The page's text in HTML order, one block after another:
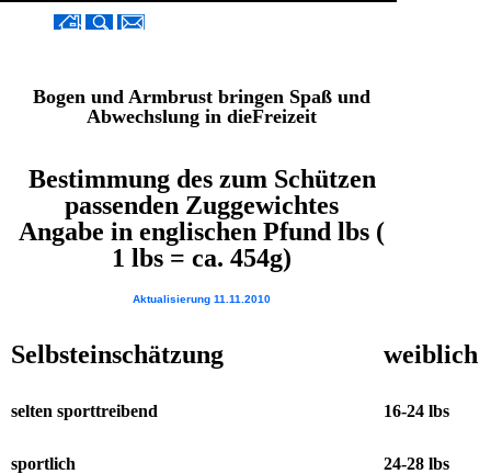
Bogen und Armbrust bringen Spaß und
Abwechslung in dieFreizeit
Bestimmung des zum Schützen
passenden Zuggewichtes
Angabe in englischen Pfund lbs (
1 lbs = ca. 454g)
Aktualisierung 11.11.2010
Selbsteinschätzung weiblich
selten sporttreibend 16-24 lbs
sportlich 24-28 lbs